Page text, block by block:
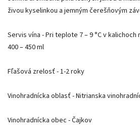
živou kyselinkou a jemným čerešňovým
Servis vína - Pri teplote 7 – 9 °C v
400 – 450 ml
Fľašová zrelosť - 1-2 roky
Vinohradnícka oblasť - Nitrianska
Vinohradnícka obec - Čajkov